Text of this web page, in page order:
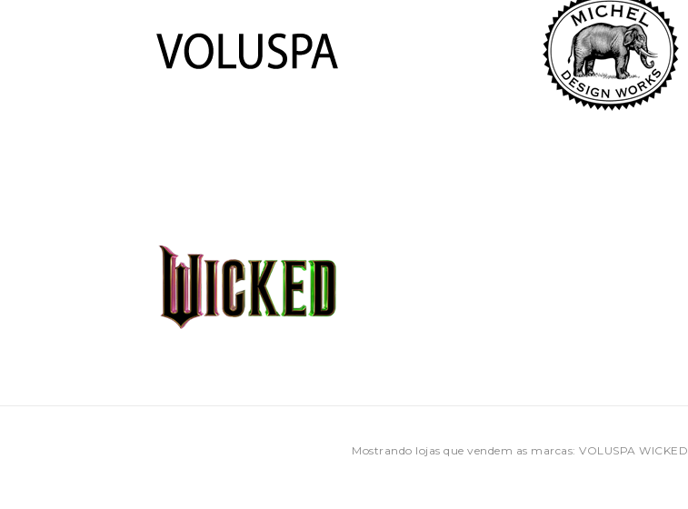
Mostrando lojas que vendem as marcas: VOLUSPA WICKED